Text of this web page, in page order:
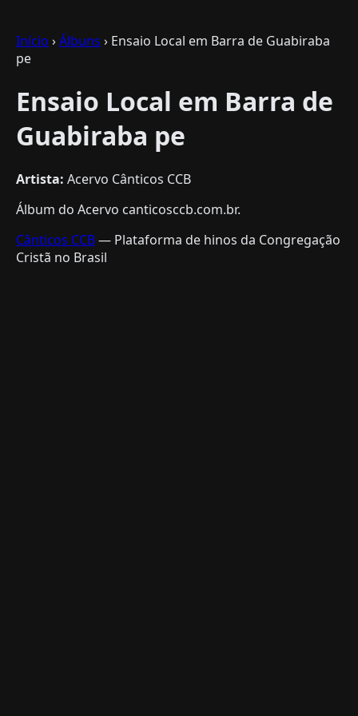
Início ›Álbuns › Ensaio Local em Barra de Guabiraba
pe
Ensaio Local em Barra de
Guabiraba pe
Artista: Acervo Cânticos CCB
Álbum do Acervo canticosccb.com.br.
Cânticos CCB— Plataforma de hinos da Congregação
Cristã no Brasil